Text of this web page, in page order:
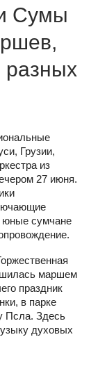
Сумы
разных
Грузии,
из
27 июня.
юные сумчане
маршем
праздник
в парке
Псла. Здесь
духовых